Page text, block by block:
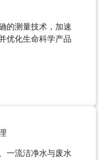
的测量技术，加速
优化生命科学产品
一流洁净水与废水